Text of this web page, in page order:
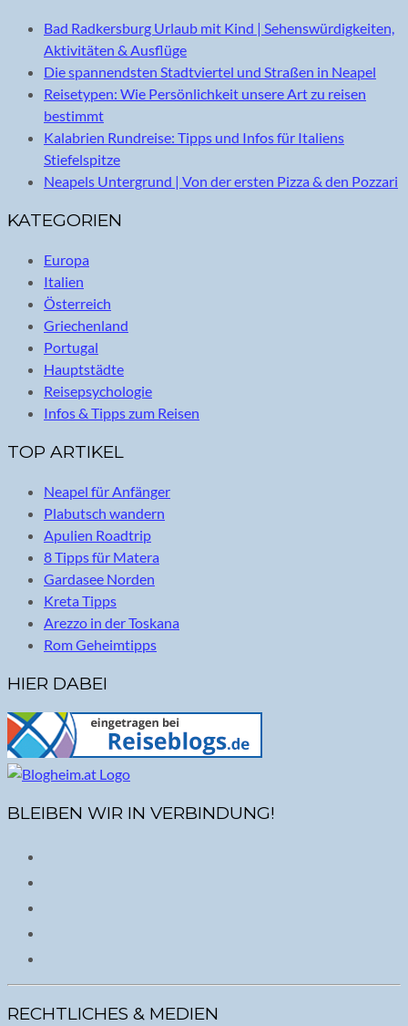
Bad Radkersburg Urlaub mit Kind | Sehenswürdigkeiten,
Aktivitäten & Ausflüge
Die spannendsten Stadtviertel und Straßen in Neapel
Reisetypen: Wie Persönlichkeit unsere Art zu reisen
bestimmt
Kalabrien Rundreise: Tipps und Infos für Italiens
Stiefelspitze
Neapels Untergrund | Von der ersten Pizza & den Pozzari
KATEGORIEN
Europa
Italien
Österreich
Griechenland
Portugal
Hauptstädte
Reisepsychologie
Infos & Tipps zum Reisen
TOP ARTIKEL
Neapel für Anfänger
Plabutsch wandern
Apulien Roadtrip
8 Tipps für Matera
Gardasee Norden
Kreta Tipps
Arezzo in der Toskana
Rom Geheimtipps
HIER DABEI
BLEIBEN WIR IN VERBINDUNG!
RECHTLICHES & MEDIEN